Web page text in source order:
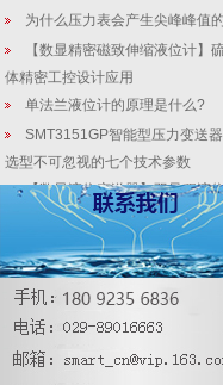
为什么压力表会产生尖峰峰值
【数显精密磁致伸缩液位计】
体精密工控设计应用
单法兰液位计的原理是什么?
SMT3151GP智能型压力变送
选型不可忽视的七个技术参数
【数显液位变送器】双量程液
正确保养压力变送器年限
压力变送器和差压变送器
【行业新闻】20亿元大型科学
城共享，助力产业创新